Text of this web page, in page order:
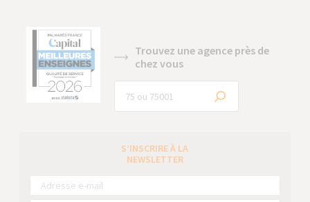
Trouvez une agence près de
chez vous
S’INSCRIRE À LA
NEWSLETTER